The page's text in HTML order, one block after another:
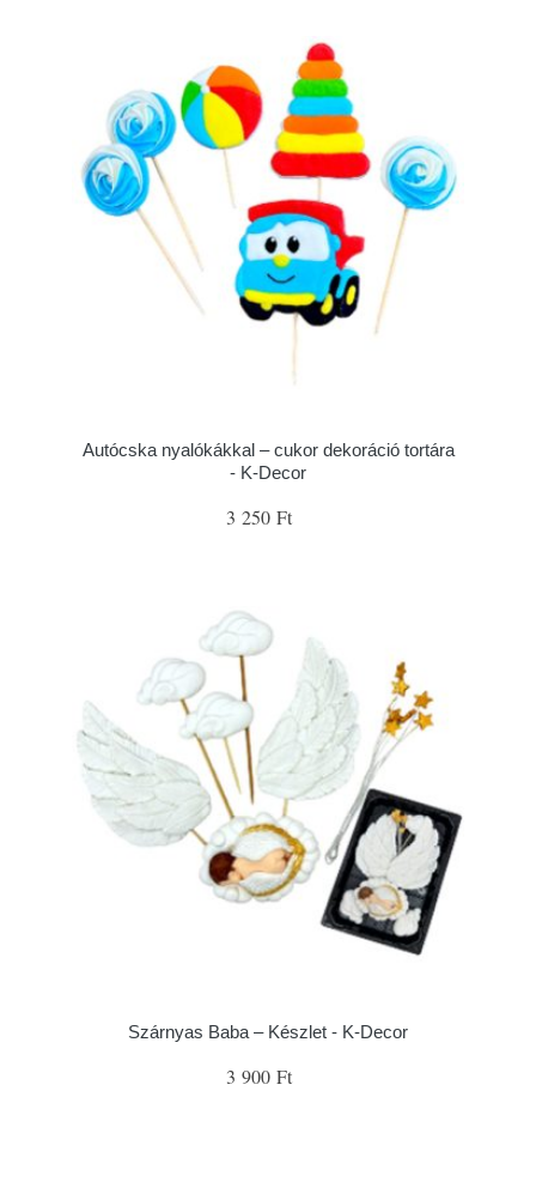
Autócska nyalókákkal – cukor dekoráció tortára
- K-Decor
3 250 Ft
Szárnyas Baba – Készlet - K-Decor
3 900 Ft